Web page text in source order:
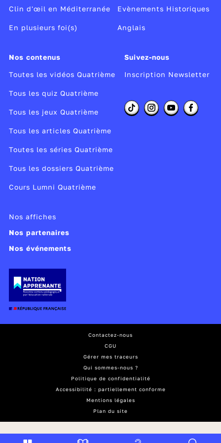
Clin d'œil en Méditerranée
En plusieurs foi(s)
Evènements Historiques
Anglais
Nos contenus
Toutes les vidéos Quatrième
Tous les quiz Quatrième
Tous les jeux Quatrième
Tous les articles Quatrième
Toutes les séries Quatrième
Tous les dossiers Quatrième
Cours Lumni Quatrième
Suivez-nous
Inscription Newsletter
Nos affiches
Nos partenaires
Nos événements
Contactez-nous
CGU
Gérer mes traceurs
Qui sommes-nous ?
Politique de confidentialité
Accessibilité : partiellement conforme
Mentions légales
Plan du site